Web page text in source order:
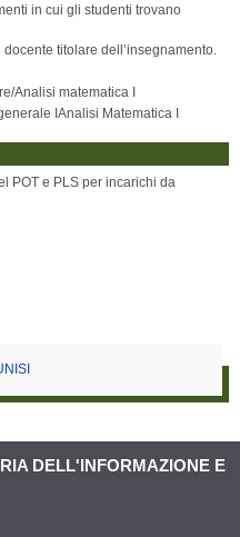
in cui gli studenti trovano
titolare dell’insegnamento.
matematica I
IAnalisi Matematica I
POT e PLS per incarichi da
DELL'INFORMAZIONE E